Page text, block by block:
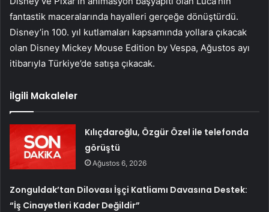
fantastik maceralarında hayalleri gerçeğe dönüştürdü.
Disney’in 100. yıl kutlamaları kapsamında yollara çıkacak
olan Disney Mickey Mouse Edition by Vespa, Ağustos ayı
itibarıyla Türkiye’de satışa çıkacak.
İlgili Makaleler
Kılıçdaroğlu, Özgür Özel ile telefonda
görüştü
Ağustos 6, 2026
Zonguldak’tan Dilovası İşçi Katliamı Davasına Destek:
“İş Cinayetleri Kader Değildir”